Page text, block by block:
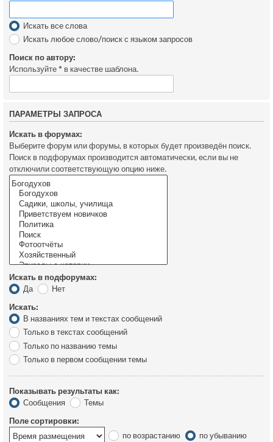
Искать все слова
Искать любое слово/поиск с языком запросов
Поиск по автору:
Используйте * в качестве шаблона.
ПАРАМЕТРЫ ЗАПРОСА
Искать в форумах:
Выберите форум или форумы, в которых будет произведён поиск.
Поиск в подфорумах производится автоматически, если вы не
отключили соответствующую опцию ниже.
Искать в подфорумах:
Да
Нет
Искать:
В названиях тем и текстах сообщений
Только в текстах сообщений
Только по названию темы
Только в первом сообщении темы
Показывать результаты как:
Сообщения
Темы
Поле сортировки:
по возрастанию
по убыванию